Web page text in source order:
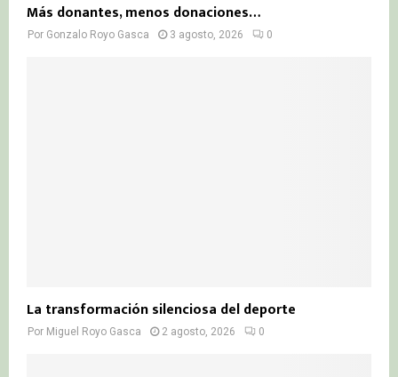
Más donantes, menos donaciones…
Por Gonzalo Royo Gasca 3 agosto, 2026 0
La transformación silenciosa del deporte
Por Miguel Royo Gasca 2 agosto, 2026 0